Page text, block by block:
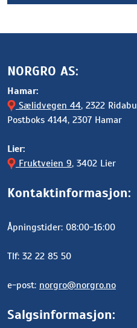
NORGRO AS:
Hamar:
Sælidvegen 44, 2322 Ridabu
Postboks 4144, 2307 Hamar
Lier:
Fruktveien 9, 3402 Lier
Kontaktinformasjon:
Åpningstider: 08:00-16:00
Tlf: 32 22 85 50
e-post: norgro@norgro.no
Salgsinformasjon: